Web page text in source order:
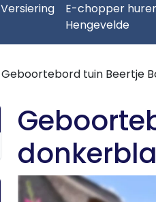
Versiering
E-chopper
Hengevelde
Geboortebord tuin Beertje